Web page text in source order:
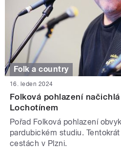
Folk a country
16. leden 2024
Folková pohlazení
Lochotínem
Pořad Folková pohlazení
pardubickém studiu.
cestách v Plzni.